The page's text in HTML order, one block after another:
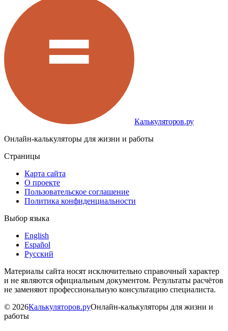
Калькуляторов.ру
Онлайн-калькуляторы для жизни и работы
Страницы
Карта сайта
О проекте
Пользовательское соглашение
Политика конфиденциальности
Выбор языка
English
Español
Русский
Материалы сайта носят исключительно справочный характер
и не являются официальным документом. Результаты расчётов
не заменяют профессиональную консультацию специалиста.
© 2026Калькуляторов.руОнлайн-калькуляторы для жизни и
работы